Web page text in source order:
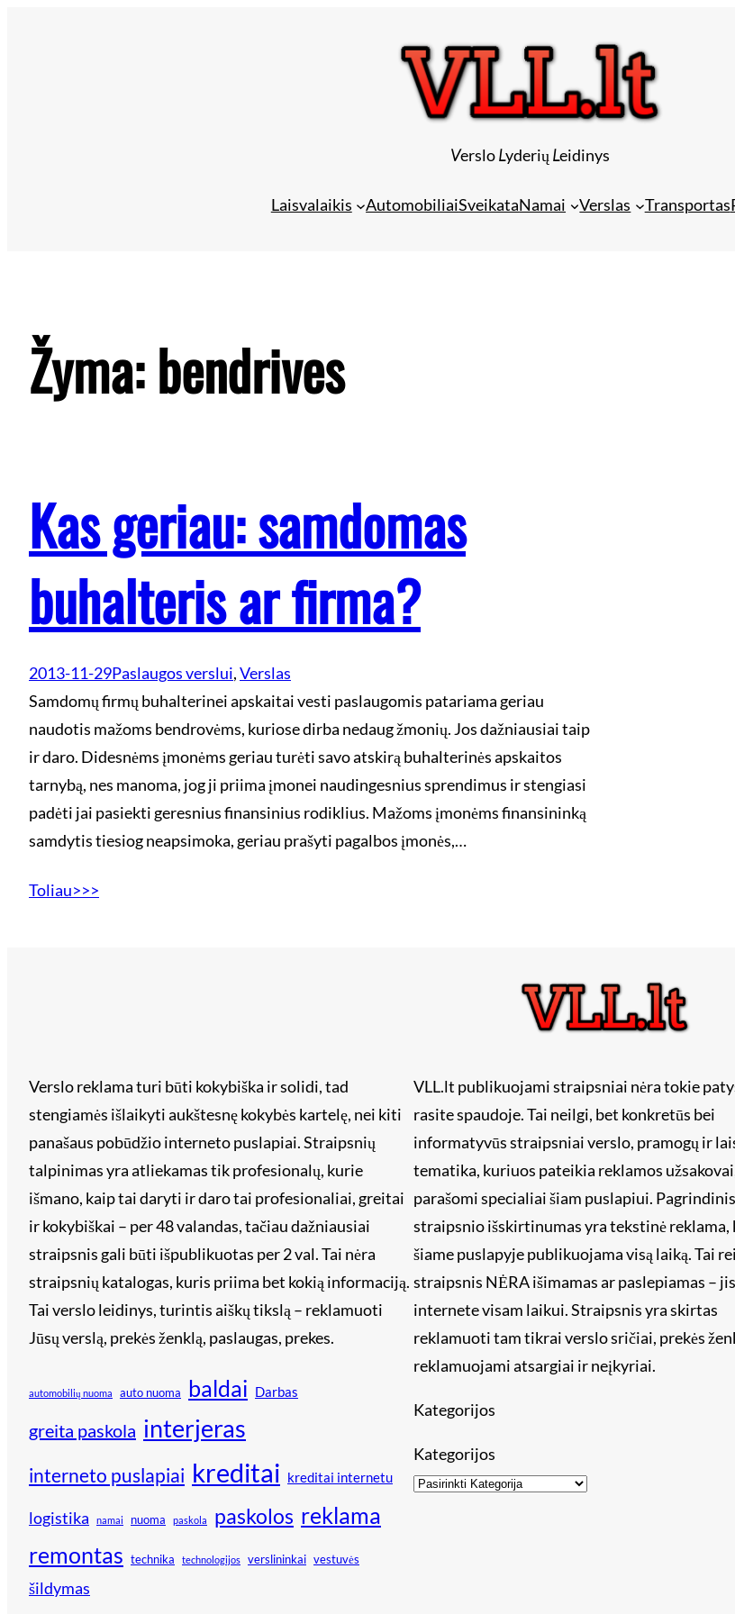
VersloLyderių Leidinys
Laisvalaikis AutomobiliaiSveikataNamai Verslas Transportas
Žyma:bendrives
Kas geriau: samdomas
buhalteris ar firma?
2013-11-29Paslaugos verslui, Verslas
Samdomų firmų buhalterinei apskaitai vesti paslaugomis patariama geriau
naudotis mažoms bendrovėms, kuriose dirba nedaug žmonių. Jos dažniausiai taip
ir daro. Didesnėms įmonėms geriau turėti savo atskirą buhalterinės apskaitos
tarnybą, nes manoma, jog ji priima įmonei naudingesnius sprendimus ir stengiasi
padėti jai pasiekti geresnius finansinius rodiklius. Mažoms įmonėms finansininką
samdytis tiesiog neapsimoka, geriau prašyti pagalbos įmonės,…
Toliau>>>
Verslo reklama turi būti kokybiška ir solidi, tad
stengiamės išlaikyti aukštesnę kokybės kartelę, nei kiti
panašaus pobūdžio interneto puslapiai. Straipsnių
talpinimas yra atliekamas tik profesionalų, kurie
išmano, kaip tai daryti ir daro tai profesionaliai, greitai
ir kokybiškai – per 48 valandas, tačiau dažniausiai
straipsnis gali būti išpublikuotas per 2 val. Tai nėra
straipsnių katalogas, kuris priima bet kokią informaciją.
Tai verslo leidinys, turintis aiškų tikslą – reklamuoti
Jūsų verslą, prekės ženklą, paslaugas, prekes.
automobilių nuoma auto nuoma baldai Darbas
greita paskola interjeras
interneto puslapiai kreditai kreditai internetu
logistika namai nuoma paskola paskolos reklama
remontas technika technologijos verslininkai vestuvės
šildymas
VLL.lt publikuojami straipsniai nėra tokie
rasite spaudoje. Tai neilgi, bet konkretūs bei
informatyvūs straipsniai verslo, pramogų ir
tematika, kuriuos pateikia reklamos
parašomi specialiai šiam puslapiui. Pagrindinis
straipsnio išskirtinumas yra tekstinė reklama,
šiame puslapyje publikuojama visą laiką. Tai
straipsnis NĖRA išimamas ar paslepiamas –
internete visam laikui. Straipsnis yra skirtas
reklamuoti tam tikrai verslo sričiai, prekės
reklamuojami atsargiai ir neįkyriai.
Kategorijos
Kategorijos